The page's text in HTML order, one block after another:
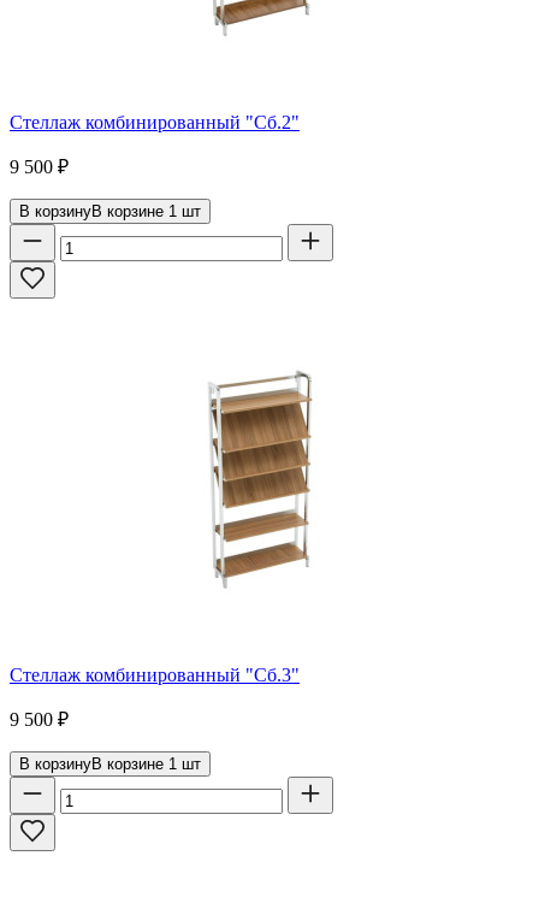
Стеллаж комбинированный "Сб.2"
9 500 ₽
В корзинуВ корзине 1 шт
Стеллаж комбинированный "Сб.3"
9 500 ₽
В корзинуВ корзине 1 шт